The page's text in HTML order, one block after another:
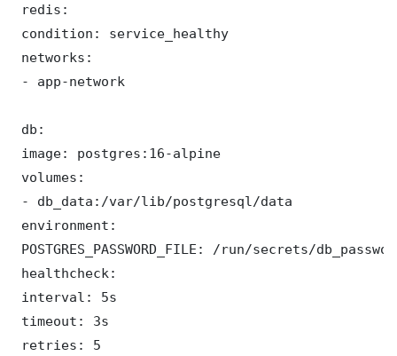
redis:
condition: service_healthy
networks:
- app-network
db:
image: postgres:16-alpine
volumes:
- db_data:/var/lib/postgresql/data
environment:
POSTGRES_PASSWORD_FILE: /run/secrets/
healthcheck:
interval: 5s
timeout: 3s
retries: 5